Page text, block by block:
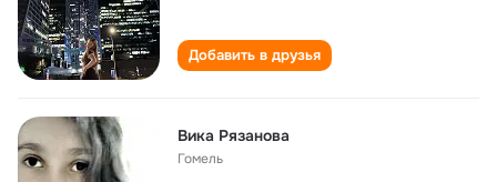
Добавить в друзья
Вика Рязанова
Гомель